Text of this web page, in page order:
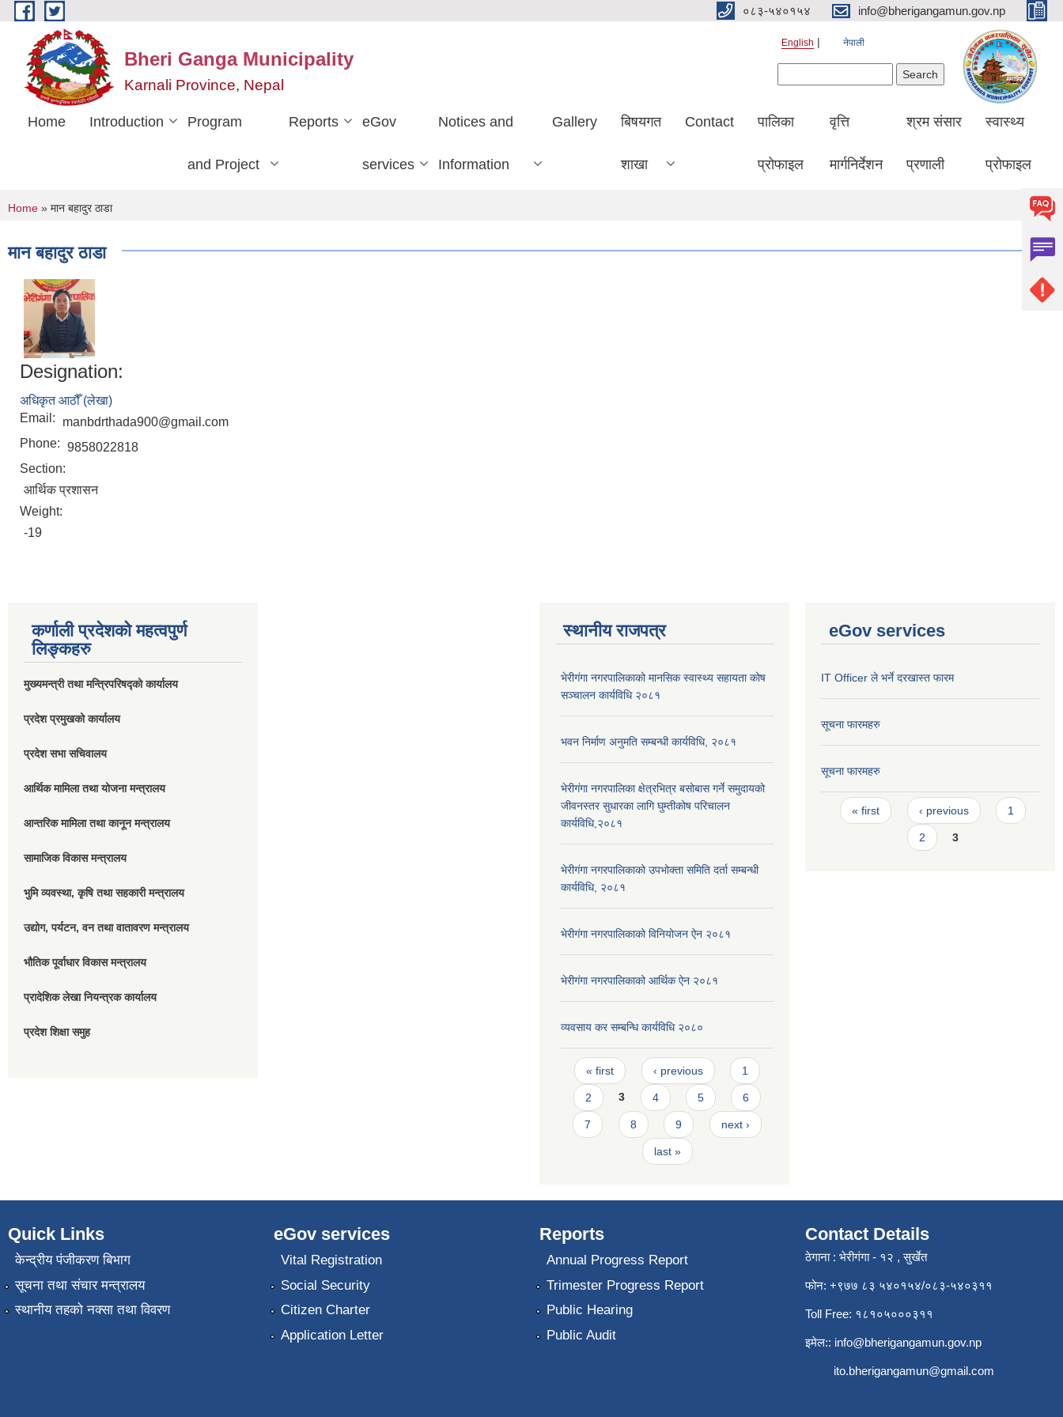
Skip to main content ०८३-५४०१५४ info@bherigangamun.gov.np
Bheri Ganga Municipality
Karnali Province, Nepal
English नेपाली
Home Introduction Program
and Project
Reports eGov
services
Notices and
Information
Gallery बिषयगत
शाखा
Contact पालिका
प्रोफाइल
वृत्ति
मार्गनिर्देशन
श्रम संसार
प्रणाली
स्वास्थ्य
प्रोफाइल
You are here
Home » मान बहादुर ठाडा
मान बहादुर ठाडा
Designation:
अधिकृत आठौँ (लेखा)
Email:
manbdrthada900@gmail.com
Phone: 9858022818
Section:
आर्थिक प्रशासन
Weight:
-19
कर्णाली प्रदेशको महत्वपुर्ण
लिङ्कहरु
मुख्यमन्त्री तथा मन्त्रिपरिषद्को कार्यालय
प्रदेश प्रमुखको कार्यालय
प्रदेश सभा सचिवालय
आर्थिक मामिला तथा योजना मन्त्रालय
आन्तरिक मामिला तथा कानून मन्त्रालय
सामाजिक विकास मन्त्रालय
भुमि व्यवस्था, कृषि तथा सहकारी मन्त्रालय
उद्योग, पर्यटन, वन तथा वातावरण मन्त्रालय
भौतिक पूर्वाधार विकास मन्त्रालय
प्रादेशिक लेखा नियन्त्रक कार्यालय
प्रदेश शिक्षा समुह
स्थानीय राजपत्र
भेरीगंगा नगरपालिकाको मानसिक स्वास्थ्य सहायता कोष
सञ्चालन कार्यविधि २०८१
भवन निर्माण अनुमति सम्बन्धी कार्यविधि, २०८१
भेरीगंगा नगरपालिका क्षेत्रभित्र बसोबास गर्ने समुदायको
जीवनस्तर सुधारका लागि घुम्तीकोष परिचालन
कार्यविधि,२०८१
भेरीगंगा नगरपालिकाको उपभोक्ता समिति दर्ता सम्बन्धी
कार्यविधि, २०८१
भेरीगंगा नगरपालिकाको विनियोजन ऐन २०८१
भेरीगंगा नगरपालिकाको आर्थिक ऐन २०८१
व्यवसाय कर सम्बन्धि कार्यविधि २०८०
Pages
« first ‹ previous 1
2 3 4 5 6
7 8 9 next ›
last »
eGov services
IT Officer ले भर्ने दरखास्त फारम
सूचना फारमहरु
सूचना फारमहरु
Pages
« first ‹ previous 1
2 3
Quick Links
केन्द्रीय पंजीकरण बिभाग
सूचना तथा संचार मन्त्रालय
स्थानीय तहको नक्सा तथा विवरण
eGov services
Vital Registration
Social Security
Citizen Charter
Application Letter
Reports
Annual Progress Report
Trimester Progress Report
Public Hearing
Public Audit
Contact Details
ठेगाना : भेरीगंगा - १२ , सुर्खेत
फोन: +९७७ ८३ ५४०१५४/०८३-५४०३११
Toll Free: १८१०५०००३११
इमेल:: info@bherigangamun.gov.np
ito.bherigangamun@gmail.com